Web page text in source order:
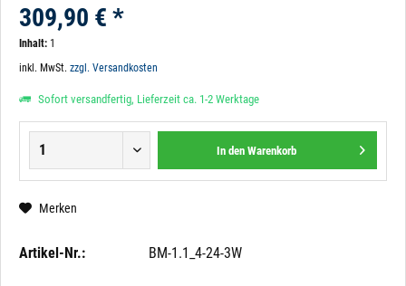
309,90 € *
Inhalt: 1
inkl. MwSt. zzgl. Versandkosten
Sofort versandfertig, Lieferzeit ca. 1-2 Werktage
In den Warenkorb
Merken
Artikel-Nr.: BM-1.1_4-24-3W